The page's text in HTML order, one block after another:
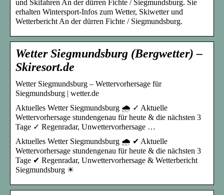
und Skifahren An der dürren Fichte / Siegmundsburg. Sie
erhalten Wintersport-Infos zum Wetter, Skiwetter und
Wetterbericht An der dürren Fichte / Siegmundsburg.
Wetter Siegmundsburg (Bergwetter) –
Skiresort.de
Wetter Siegmundsburg – Wettervorhersage für
Siegmundsburg | wetter.de
Aktuelles Wetter Siegmundsburg 🌧️ ✓ Aktuelle
Wettervorhersage stundengenau für heute & die nächsten 3
Tage ✓ Regenradar, Unwettervorhersage …
Aktuelles Wetter Siegmundsburg 🌧️ ✔ Aktuelle
Wettervorhersage stundengenau für heute & die nächsten 3
Tage ✔ Regenradar, Unwettervorhersage & Wetterbericht
Siegmundsburg ☀